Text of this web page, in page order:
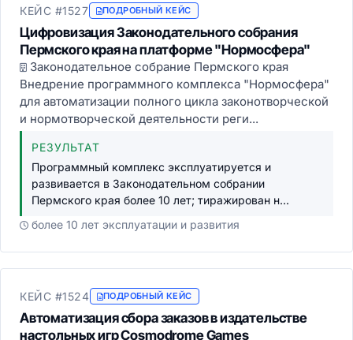
КЕЙС #1527 ПОДРОБНЫЙ КЕЙС
Цифровизация Законодательного собрания
Пермского края на платформе "Нормосфера"
Законодательное собрание Пермского края
Внедрение программного комплекса "Нормосфера"
для автоматизации полного цикла законотворческой
и нормотворческой деятельности реги...
РЕЗУЛЬТАТ
Программный комплекс эксплуатируется и
развивается в Законодательном собрании
Пермского края более 10 лет; тиражирован н...
более 10 лет эксплуатации и развития
КЕЙС #1524 ПОДРОБНЫЙ КЕЙС
Автоматизация сбора заказов в издательстве
настольных игр Cosmodrome Games